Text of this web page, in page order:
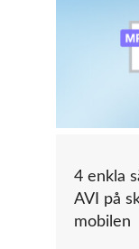
4 enkla
AVI på
mobilen